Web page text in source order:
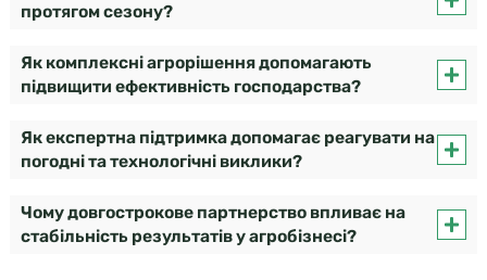
протягом сезону?
Як комплексні агрорішення допомагають
підвищити ефективність господарства?
Як експертна підтримка допомагає реагувати на
погодні та технологічні виклики?
Чому довгострокове партнерство впливає на
стабільність результатів у агробізнесі?